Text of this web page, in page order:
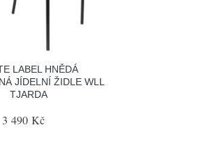
LABEL HNĚDÁ
JÍDELNÍ ŽIDLE WLL
TJARDA
3 490 Kč